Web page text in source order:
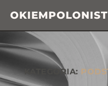
KATEGORIA: